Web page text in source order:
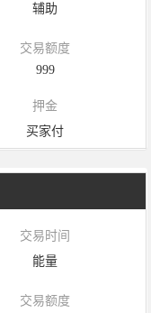
辅助
交易额度
999
押金
买家付
交易时间
能量
交易额度